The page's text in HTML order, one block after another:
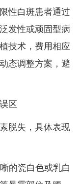
性白斑患者通过
发性或顽固型病
技术，费用相应
态调整方案，避
区
脱失，具体表现
的瓷白色或乳白